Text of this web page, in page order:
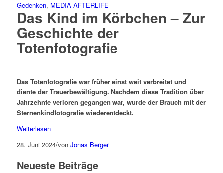
Gedenken, MEDIA AFTERLIFE
Das Kind im Körbchen – Zur
Geschichte der
Totenfotografie
Das Totenfotografie war früher einst weit verbreitet und
diente der Trauerbewältigung. Nachdem diese Tradition über
Jahrzehnte verloren gegangen war, wurde der Brauch mit der
Sternenkindfotografie wiederentdeckt.
Weiterlesen
28. Juni 2024/von Jonas Berger
Neueste Beiträge